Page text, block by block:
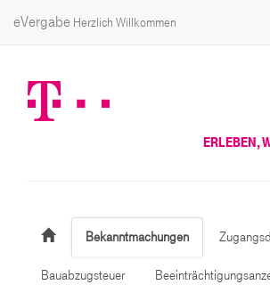
eVergabe Herzlich Willkommen
ERLEBEN,
Bekanntmachungen
Bauabzugsteuer